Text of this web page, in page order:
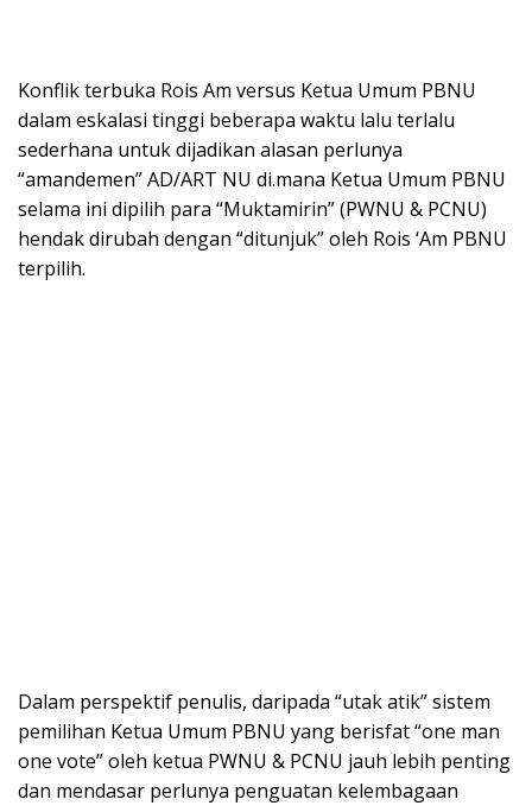
Konflik terbuka Rois Am versus Ketua Umum PBNU
dalam eskalasi tinggi beberapa waktu lalu terlalu
sederhana untuk dijadikan alasan perlunya
“amandemen” AD/ART NU di.mana Ketua Umum PBNU
selama ini dipilih para “Muktamirin” (PWNU & PCNU)
hendak dirubah dengan “ditunjuk” oleh Rois ‘Am PBNU
terpilih.
Dalam perspektif penulis, daripada “utak atik” sistem
pemilihan Ketua Umum PBNU yang berisfat “one man
one vote” oleh ketua PWNU & PCNU jauh lebih penting
dan mendasar perlunya penguatan kelembagaan